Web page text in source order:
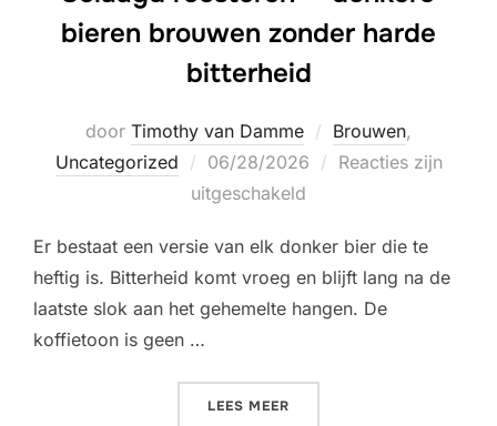
bieren brouwen zonder harde
bitterheid
door Timothy van Damme Brouwen,
Uncategorized
Geplaatst
op
06/28/2026
Reacties zijn
uitgeschakeld
Er bestaat een versie van elk donker bier die te
heftig is. Bitterheid komt vroeg en blijft lang na de
laatste slok aan het gehemelte hangen. De
koffietoon is geen …
LEES MEER